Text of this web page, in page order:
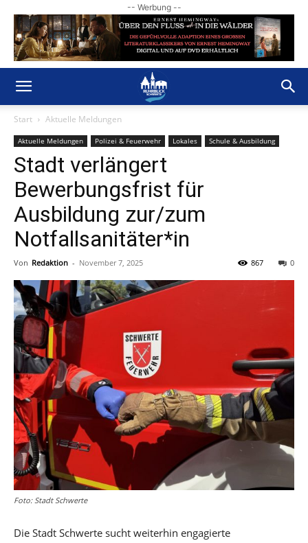
-- Werbung --
Start Aktuelle Meldungen
Aktuelle Meldungen Polizei & Feuerwehr Lokales Schule & Ausbildung
Stadt verlängert
Bewerbungsfrist für
Ausbildung zur/zum
Notfallsanitäter*in
Von Redaktion - November 7, 2025 0
867
Foto: Stadt Schwerte
Die Stadt Schwerte sucht weiterhin engagierte